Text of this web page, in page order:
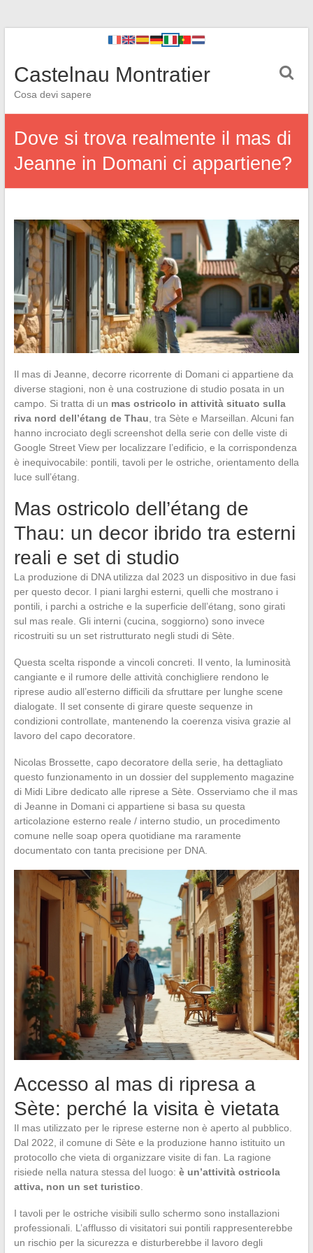
Castelnau Montratier
Cosa devi sapere
Dove si trova realmente il mas di
Jeanne in Domani ci appartiene?
Il mas di Jeanne, decorre ricorrente di Domani ci appartiene da
diverse stagioni, non è una costruzione di studio posata in un
campo. Si tratta di un mas ostricolo in attività situato sulla
riva nord dell’étang de Thau , tra Sète e Marseillan. Alcuni fan
hanno incrociato degli screenshot della serie con delle viste di
Google Street View per localizzare l’edificio, e la corrispondenza
è inequivocabile: pontili, tavoli per le ostriche, orientamento della
luce sull’étang.
Mas ostricolo dell’étang de
Thau: un decor ibrido tra esterni
reali e set di studio
La produzione di DNA utilizza dal 2023 un dispositivo in due fasi
per questo decor. I piani larghi esterni, quelli che mostrano i
pontili, i parchi a ostriche e la superficie dell’étang, sono girati
sul mas reale. Gli interni (cucina, soggiorno) sono invece
ricostruiti su un set ristrutturato negli studi di Sète.
Questa scelta risponde a vincoli concreti. Il vento, la luminosità
cangiante e il rumore delle attività conchigliere rendono le
riprese audio all’esterno difficili da sfruttare per lunghe scene
dialogate. Il set consente di girare queste sequenze in
condizioni controllate, mantenendo la coerenza visiva grazie al
lavoro del capo decoratore.
Nicolas Brossette, capo decoratore della serie, ha dettagliato
questo funzionamento in un dossier del supplemento magazine
di Midi Libre dedicato alle riprese a Sète. Osserviamo che il mas
di Jeanne in Domani ci appartiene si basa su questa
articolazione esterno reale / interno studio, un procedimento
comune nelle soap opera quotidiane ma raramente
documentato con tanta precisione per DNA.
Accesso al mas di ripresa a
Sète: perché la visita è vietata
Il mas utilizzato per le riprese esterne non è aperto al pubblico.
Dal 2022, il comune di Sète e la produzione hanno istituito un
protocollo che vieta di organizzare visite di fan. La ragione
risiede nella natura stessa del luogo: è un’attività ostricola
attiva, non un set turistico
I tavoli per le ostriche visibili sullo schermo sono installazioni
professionali. L’afflusso di visitatori sui pontili rappresenterebbe
un rischio per la sicurezza e disturberebbe il lavoro degli